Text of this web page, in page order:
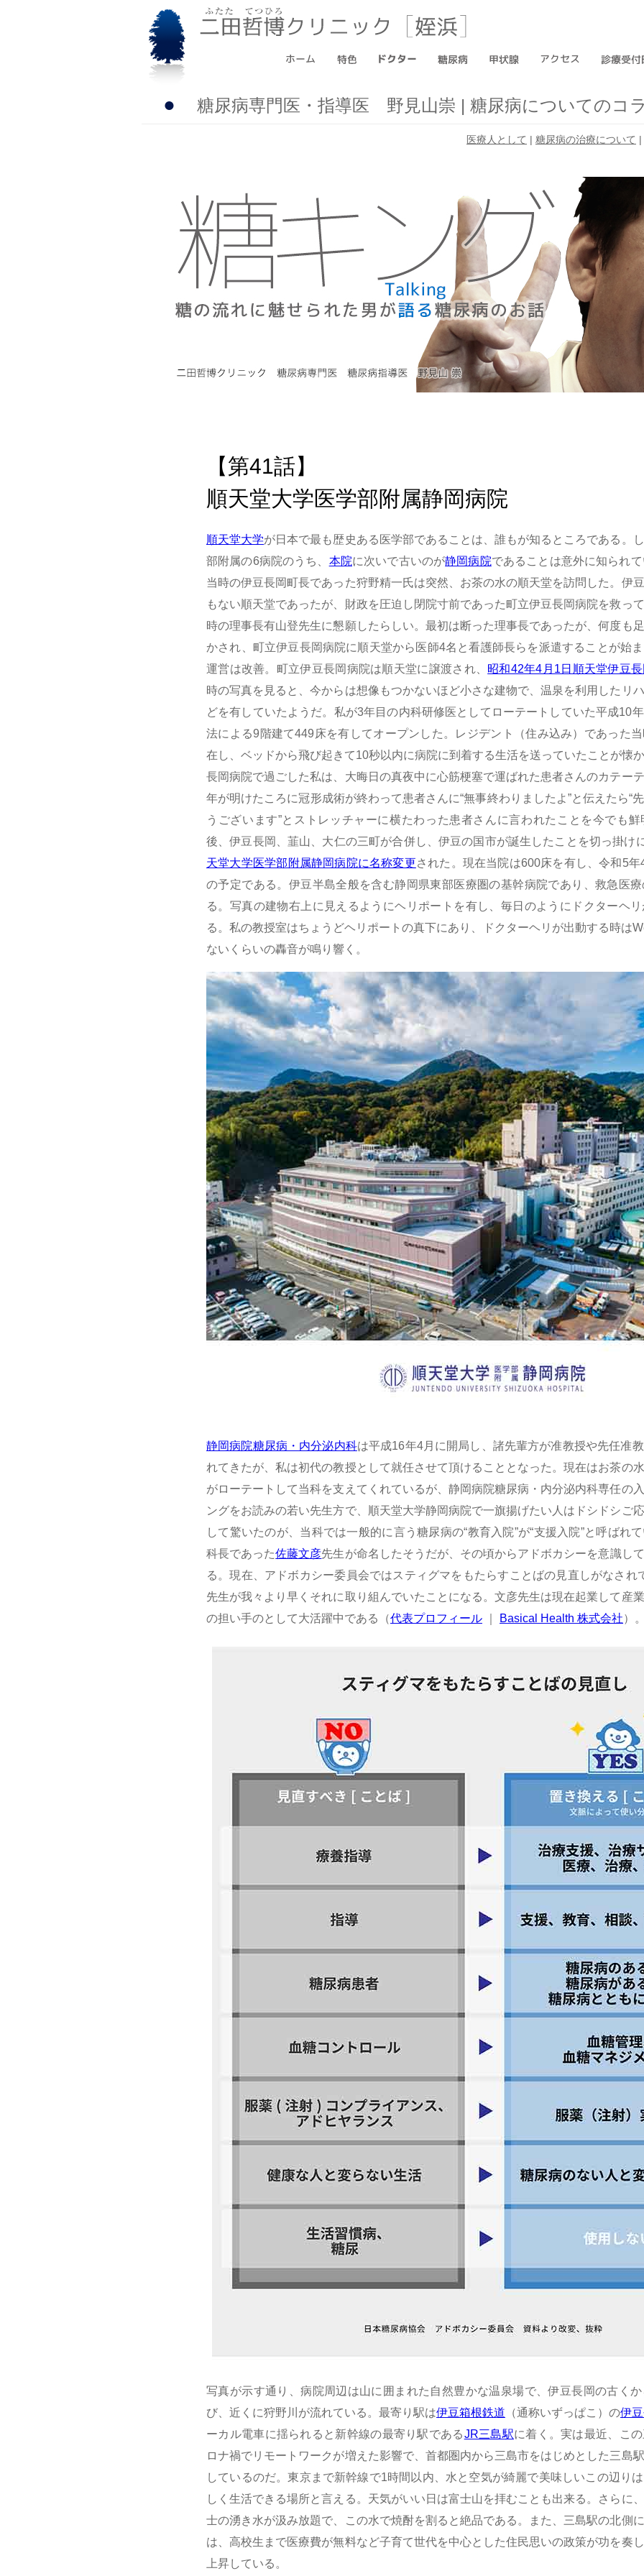
● 糖尿病専門医・指導医 野見山崇 | 糖尿病についてのコ
医療人として | 糖尿病の治療について |
【第41話】
順天堂大学医学部附属静岡病院
順天堂大学が日本で最も歴史ある医学部であることは、誰もが知るところである。
部附属の6病院のうち、 本院に次いで古いのが静岡病院であることは意外に知られ
当時の伊豆長岡町長であった狩野精一氏は突然、お茶の水の順天堂を訪問した。伊
もない順天堂であったが、財政を圧迫し閉院寸前であった町立伊豆長岡病院を救っ
時の理事長有山登先生に懇願したらしい。最初は断った理事長であったが、何度も
かされ、町立伊豆長岡病院に順天堂から医師4名と看護師長らを派遣することが始
運営は改善。町立伊豆長岡病院は順天堂に譲渡され、 昭和42年4月1日順天堂伊豆
時の写真を見ると、今からは想像もつかないほど小さな建物で、温泉を利用したリ
どを有していたようだ。私が3年目の内科研修医としてローテートしていた平成10
法による9階建て449床を有してオープンした。レジデント（住み込み）であった
在し、ベッドから飛び起きて10秒以内に病院に到着する生活を送っていたことが懐
長岡病院で過ごした私は、大晦日の真夜中に心筋梗塞で運ばれた患者さんのカテー
年が明けたころに冠形成術が終わって患者さんに“無事終わりましたよ”と伝えたら“
うございます”とストレッチャーに横たわった患者さんに言われたことを今でも
後、伊豆長岡、韮山、大仁の三町が合併し、伊豆の国市が誕生したことを切っ掛け
天堂大学医学部附属静岡病院に名称変更された。現在当院は600床を有し、令和5
の予定である。伊豆半島全般を含む静岡県東部医療圏の基幹病院であり、救急医
る。写真の建物右上に見えるようにヘリポートを有し、毎日のようにドクターヘ
る。私の教授室はちょうどヘリポートの真下にあり、ドクターヘリが出動する時は
ないくらいの轟音が鳴り響く。
静岡病院糖尿病・内分泌内科は平成16年4月に開局し、諸先輩方が准教授や先任准
れてきたが、私は初代の教授として就任させて頂けることとなった。現在はお茶の
がローテートして当科を支えてくれているが、静岡病院糖尿病・内分泌内科専任の
ングをお読みの若い先生方で、順天堂大学静岡病院で一旗揚げたい人はドシドシご
して驚いたのが、当科では一般的に言う糖尿病の“教育入院”が“支援入院”と呼ばれ
科長であった佐藤文彦先生が命名したそうだが、その頃からアドボカシーを意識し
る。現在、アドボカシー委員会ではスティグマをもたらすことばの見直しがなされ
先生が我々より早くそれに取り組んでいたことになる。文彦先生は現在起業して産
の担い手のとして大活躍中である（代表プロフィール Basical Health 株式会社）
写真が示す通り、病院周辺は山に囲まれた自然豊かな温泉場で、伊豆長岡の古く
び、近くに狩野川が流れている。最寄り駅は伊豆箱根鉄道 （通称いずっぱこ）の伊
ーカル電車に揺られると新幹線の最寄り駅であるJR三島駅に着く。実は最近、こ
ロナ禍でリモートワークが増えた影響で、首都圏内から三島市をはじめとした三島
しているのだ。東京まで新幹線で1時間以内、水と空気が綺麗で美味しいこの辺り
しく生活できる場所と言える。天気がいい日は富士山を拝むことも出来る。さらに、
士の湧き水が汲み放題で、この水で焼酎を割ると絶品である。また、三島駅の北側
は、高校生まで医療費が無料など子育て世代を中心とした住民思いの政策が功を奏
上昇している。